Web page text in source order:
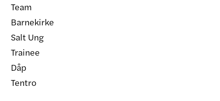
Team
Barnekirke
Salt Ung
Trainee
Dåp
Tentro